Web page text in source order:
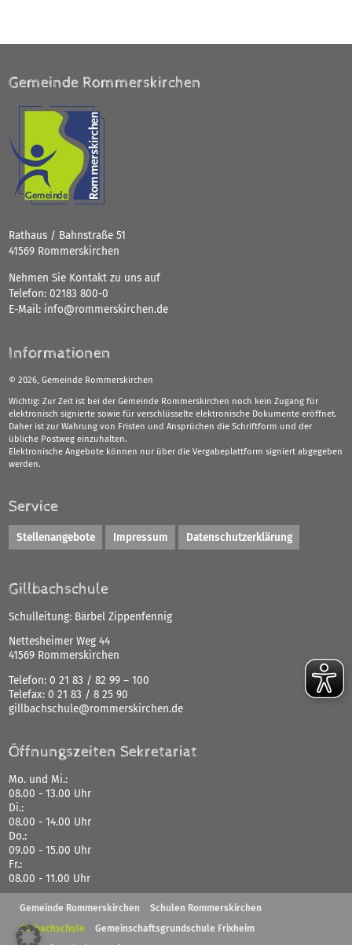
Gemeinde Rommerskirchen
Rathaus / Bahnstraße 51
41569 Rommerskirchen
Nehmen Sie Kontakt zu uns auf
Telefon: 02183 800-0
E-Mail: info@rommerskirchen.de
Informationen
©2026, Gemeinde Rommerskirchen
Wichtig: Zur Zeit ist bei der Gemeinde Rommerskirchen noch kein Zugang für
elektronisch signierte sowie für verschlüsselte elektronische Dokumente eröffnet.
Daher ist zur Wahrung von Fristen und Ansprüchen die Schriftform und der
übliche Postweg einzuhalten.
Elektronische Angebote können nur über die Vergabeplattform signiert abgegeben
werden.
Service
Stellenangebote Impressum Datenschutzerklärung
Gillbachschule
Schulleitung: Bärbel Zippenfennig
Nettesheimer Weg 44
41569 Rommerskirchen
Telefon:0 21 83 / 82 99 – 100
Telefax:0 21 83 / 8 25 90
gillbachschule@rommerskirchen.de
Öffnungszeiten Sekretariat
Mo. und Mi.:
08.00 - 13.00 Uhr
Di.:
08.00 - 14.00 Uhr
Do.:
09.00 - 15.00 Uhr
Fr.:
08.00 - 11.00 Uhr
Gemeinde Rommerskirchen
Schulen Rommerskirchen
Gillbachschule
Gemeinschaftsgrundschule Frixheim